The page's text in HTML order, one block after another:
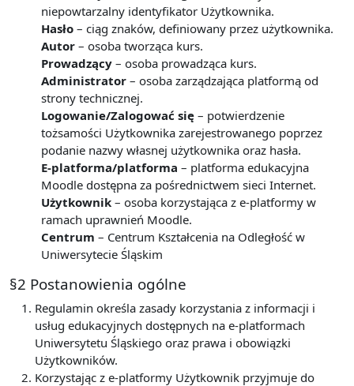
niepowtarzalny identyfikator Użytkownika.
Hasło – ciąg znaków, definiowany przez użytkownika.
Autor – osoba tworząca kurs.
Prowadzący – osoba prowadząca kurs.
Administrator – osoba zarządzająca platformą od
strony technicznej.
Logowanie/Zalogować się – potwierdzenie
tożsamości Użytkownika zarejestrowanego poprzez
podanie nazwy własnej użytkownika oraz hasła.
E-platforma/platforma – platforma edukacyjna
Moodle dostępna za pośrednictwem sieci Internet.
Użytkownik – osoba korzystająca z e-platformy w
ramach uprawnień Moodle.
Centrum – Centrum Kształcenia na Odległość w
Uniwersytecie Śląskim
§2 Postanowienia ogólne
Regulamin określa zasady korzystania z informacji i
usług edukacyjnych dostępnych na e-platformach
Uniwersytetu Śląskiego oraz prawa i obowiązki
Użytkowników.
Korzystając z e-platformy Użytkownik przyjmuje do